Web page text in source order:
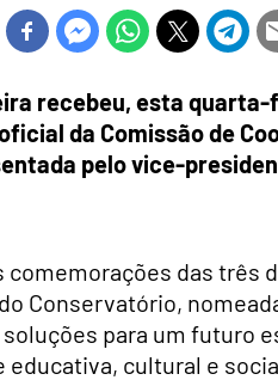
recebeu, esta
da Comissão de
pelo vice-
das três
Conservatório,
para um futuro
cultural e